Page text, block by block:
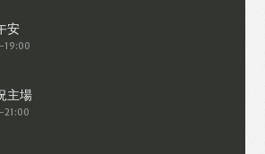
目標客戶群的標準。熱血時
在交易平台（如PAYPAL），
與帳戶相關的物品或內
19:00
21:00